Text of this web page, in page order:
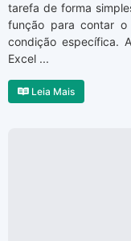
tarefa de forma
função para contar o
condição específica.
Excel ...
Leia Mais